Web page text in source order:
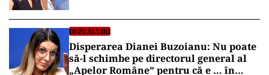
DEZVĂLUIRI
Disperarea Dianei Buzoianu: Nu poate
să-l schimbe pe directorul general al
„Apelor Române” pentru că e … în